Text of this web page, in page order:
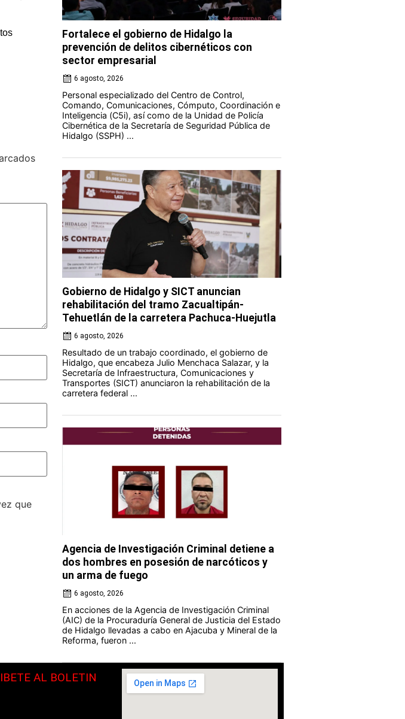
que
Fortalece el gobierno de Hidalgo la
prevención de delitos cibernéticos con
sector empresarial
6 agosto, 2026
Personal especializado del Centro de Control,
Comando, Comunicaciones, Cómputo, Coordinación e
Inteligencia (C5i), así como de la Unidad de Policía
Cibernética de la Secretaría de Seguridad Pública de
Hidalgo (SSPH) ...
Gobierno de Hidalgo y SICT anuncian
rehabilitación del tramo Zacualtipán-
Tehuetlán de la carretera Pachuca-Huejutla
6 agosto, 2026
Resultado de un trabajo coordinado, el gobierno de
Hidalgo, que encabeza Julio Menchaca Salazar, y la
Secretaría de Infraestructura, Comunicaciones y
Transportes (SICT) anunciaron la rehabilitación de la
carretera federal ...
Agencia de Investigación Criminal detiene a
dos hombres en posesión de narcóticos y
un arma de fuego
6 agosto, 2026
En acciones de la Agencia de Investigación Criminal
(AIC) de la Procuraduría General de Justicia del Estado
de Hidalgo llevadas a cabo en Ajacuba y Mineral de la
Reforma, fueron ...
AL BOLETIN